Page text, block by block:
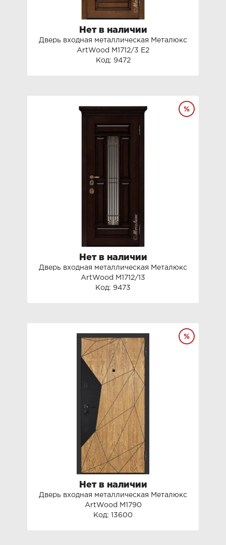
Нет в наличии
Дверь входная металлическая Металюкс
ArtWood М1712/3 Е2
Код: 9472
Нет в наличии
Дверь входная металлическая Металюкс
ArtWood М1712/13
Код: 9473
Нет в наличии
Дверь входная металлическая Металюкс
ArtWood М1790
Код: 13600